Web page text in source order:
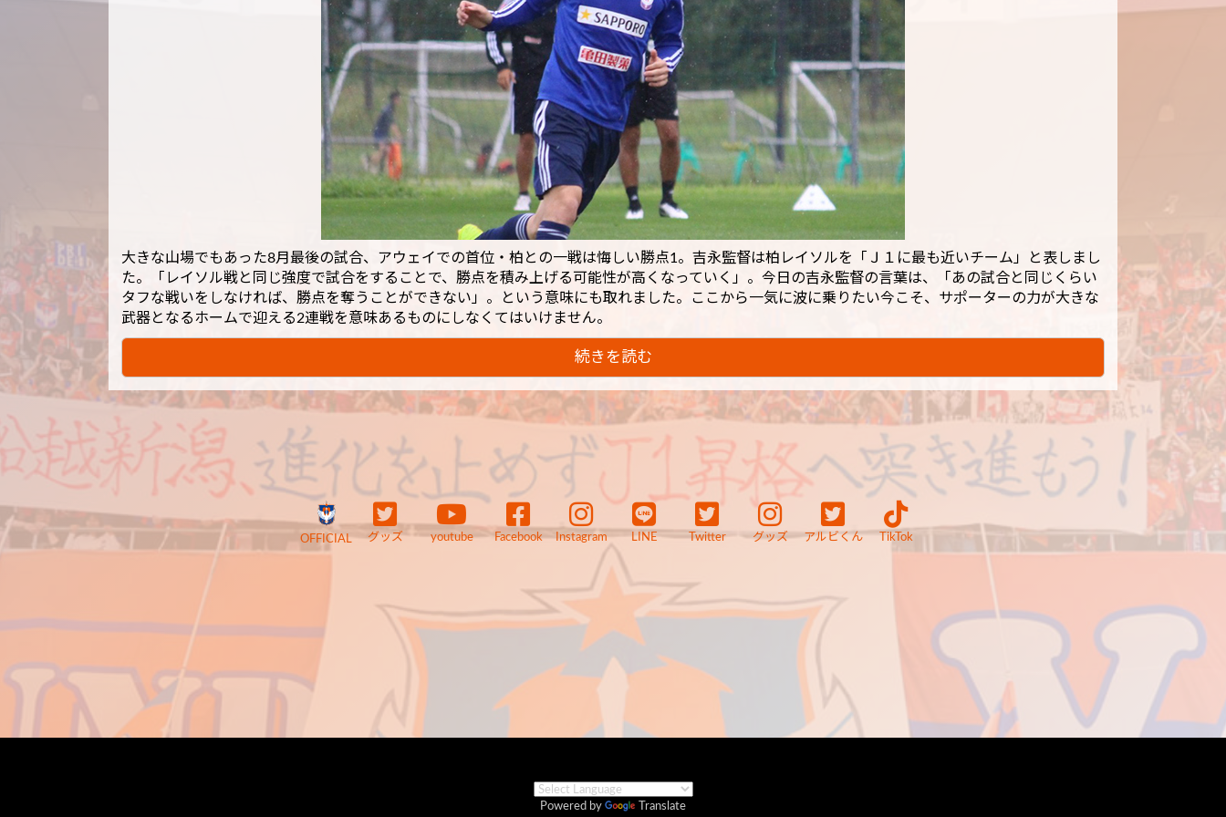
大きな山場でもあった8月最後の試合、アウェイでの首位・柏との一戦は悔しい勝点1。吉永監督は柏レイソルを「Ｊ１に最も近いチーム」と表しまし
た。「レイソル戦と同じ強度で試合をすることで、勝点を積み上げる可能性が高くなっていく」。今日の吉永監督の言葉は、「あの試合と同じくらい
タフな戦いをしなければ、勝点を奪うことができない」。という意味にも取れました。ここから一気に波に乗りたい今こそ、サポーターの力が大きな
武器となるホームで迎える2連戦を意味あるものにしなくてはいけません。
続きを読む
OFFICIAL グッズ youtube Facebook Instagram LINE Twitter グッズ アルビくん TikTok
Powered by Translate